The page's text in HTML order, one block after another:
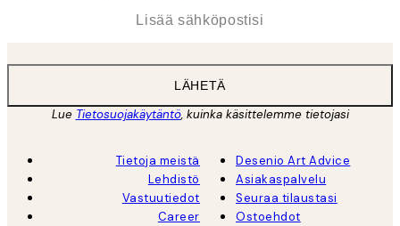
LÄHETÄ
Lue Tietosuojakäytäntö, kuinka käsittelemme tietojasi
Tietoja meistä
Lehdistö
Vastuutiedot
Career
Desenio Art Advice
Asiakaspalvelu
Seuraa tilaustasi
Ostoehdot